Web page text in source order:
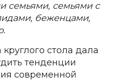
семьями, семьями с
беженцами,
стола дала
тенденции
современной